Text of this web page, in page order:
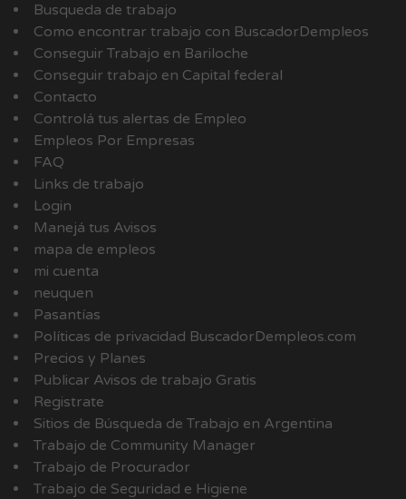
Busqueda de trabajo
Como encontrar trabajo con BuscadorDempleos
Conseguir Trabajo en Bariloche
Conseguir trabajo en Capital federal
Contacto
Controlá tus alertas de Empleo
Empleos Por Empresas
FAQ
Links de trabajo
Login
Manejá tus Avisos
mapa de empleos
mi cuenta
neuquen
Pasantías
Políticas de privacidad BuscadorDempleos.com
Precios y Planes
Publicar Avisos de trabajo Gratis
Registrate
Sitios de Búsqueda de Trabajo en Argentina
Trabajo de Community Manager
Trabajo de Procurador
Trabajo de Seguridad e Higiene